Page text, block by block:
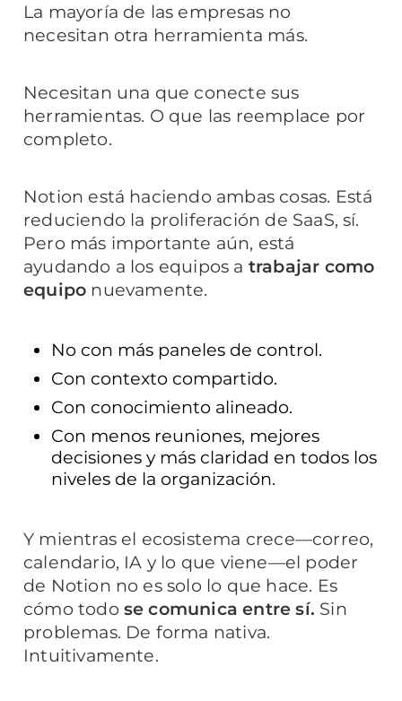
La mayoría de las empresas no
necesitan otra herramienta más.
Necesitan una que conecte sus
herramientas. O que las reemplace por
completo.
Notion está haciendo ambas cosas. Está
reduciendo la proliferación de SaaS, sí.
Pero más importante aún, está
ayudando a los equipos a trabajar como
equipo nuevamente.
No con más paneles de control.
Con contexto compartido.
Con conocimiento alineado.
Con menos reuniones, mejores
decisiones y más claridad en todos los
niveles de la organización.
Y mientras el ecosistema crece—correo,
calendario, IA y lo que viene—el poder
de Notion no es solo lo que hace. Es
cómo todo se comunica entre sí. Sin
problemas. De forma nativa.
Intuitivamente.